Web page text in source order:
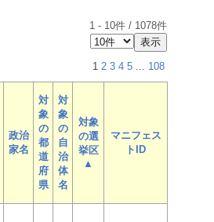
1 - 10件 / 1078件
1 2 3 4 5 ... 108
政治
家名
対
象
の
都
道
府
県
対
象
の
自
治
体
名
対象
の選
挙区
▲
マニフェス
トID